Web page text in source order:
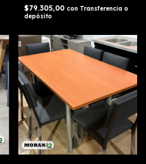
$79.305,00 con Transferencia o
depósito